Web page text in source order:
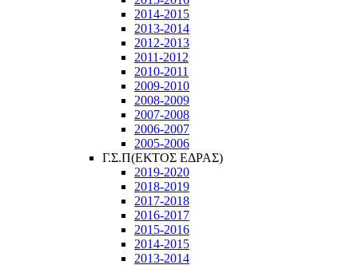
2014-2015
2013-2014
2012-2013
2011-2012
2010-2011
2009-2010
2008-2009
2007-2008
2006-2007
2005-2006
Γ.Σ.Π(ΕΚΤΟΣ ΕΔΡΑΣ)
2019-2020
2018-2019
2017-2018
2016-2017
2015-2016
2014-2015
2013-2014